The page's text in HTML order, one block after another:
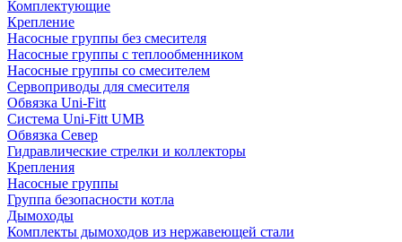
Комплектующие
Крепление
Насосные группы без смесителя
Насосные группы с теплообменником
Насосные группы со смесителем
Сервоприводы для смесителя
Обвязка Uni-Fitt
Система Uni-Fitt UMB
Обвязка Север
Гидравлические стрелки и коллекторы
Крепления
Насосные группы
Группа безопасности котла
Дымоходы
Комплекты дымоходов из нержавеющей стали